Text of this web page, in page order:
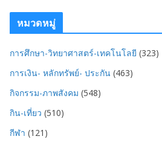
หมวดหมู่
การศึกษา-วิทยาศาสตร์-เทคโนโลยี (323)
การเงิน- หลักทรัพย์- ประกัน (463)
กิจกรรม-ภาพสังคม (548)
กิน-เที่ยว (510)
กีฬา (121)